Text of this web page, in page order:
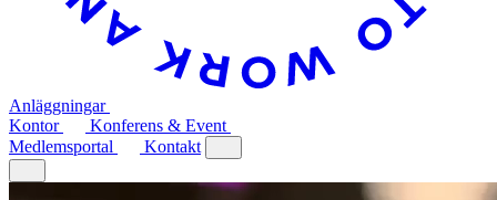
Anläggningar
Kontor
Konferens & Event
Medlemsportal
Kontakt